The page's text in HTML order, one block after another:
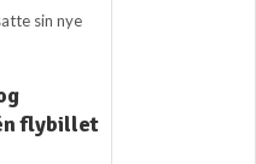
sin nye
flybillet